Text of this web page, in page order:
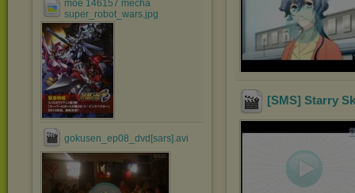
moe 146157 mecha
super_robot_wars.jpg
gokusen_ep08_dvd[sars].avi
[SMS] Starry